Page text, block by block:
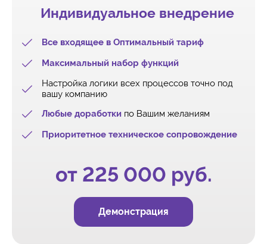
Индивидуальное внедрение
Все входящее в Оптимальный тариф
Максимальный набор функций
Настройка логики всех процессов точно под
вашу компанию
Любые доработки по Вашим желаниям
Приоритетное техническое сопровождение
от 225 000 руб.
Демонстрация